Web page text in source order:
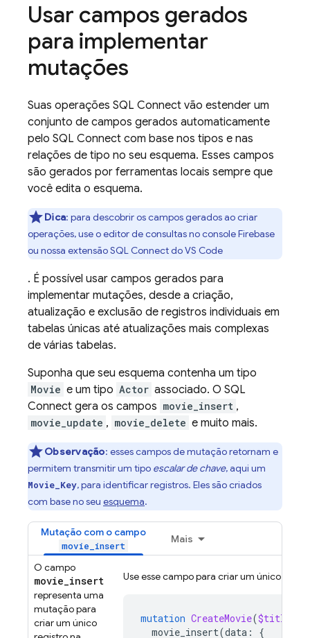
Usar campos gerados
para implementar
mutações
Suas operações SQL Connect vão estender um
conjunto de campos gerados automaticamente
pelo SQL Connect com base nos tipos e nas
relações de tipo no seu esquema. Esses campos
são gerados por ferramentas locais sempre que
você edita o esquema.
Dica: para descobrir os campos gerados ao criar
operações, use o editor de consultas no consoleFirebase
ou nossa extensão SQL Connect do VS Code
. É possível usar campos gerados para
implementar mutações, desde a criação,
atualização e exclusão de registros individuais em
tabelas únicas até atualizações mais complexas
de várias tabelas.
Suponha que seu esquema contenha um tipo
Movie e um tipo Actor associado. O SQL
Connect gera os campos movie_insert ,
movie_update , movie_delete e muito mais.
Observação: esses campos de mutação retornam e
permitem transmitir um tipo escalar de chave, aqui um
Movie_Key, para identificar registros. Eles são criados
com base no seu esquema.
Mutação com o campo
movie_insert
Mais
O campo
movie_insert
representa uma
mutação para
criar um único
Use esse campo para criar um único filme.
mutation CreateMovie($title
movie_insert(data : {